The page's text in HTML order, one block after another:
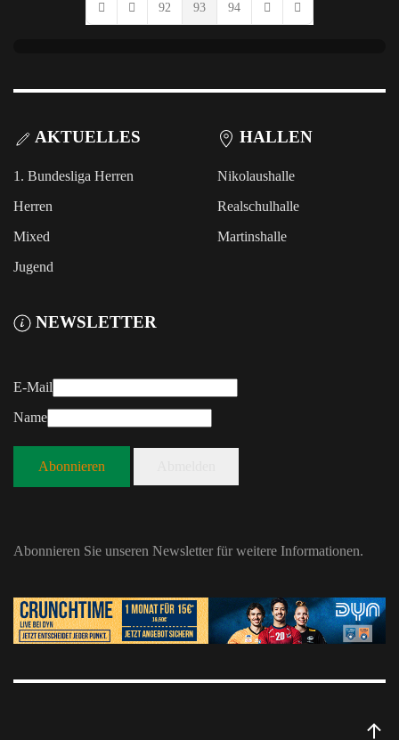
First PagePrevious Page
92 93 94
Next PageLast Page
AKTUELLES
1. Bundesliga Herren
Herren
Mixed
Jugend
HALLEN
Nikolaushalle
Realschulhalle
Martinshalle
NEWSLETTER
E-Mail
Name
Abonnieren
Abonnieren Sie unseren Newsletter für weitere Informationen.